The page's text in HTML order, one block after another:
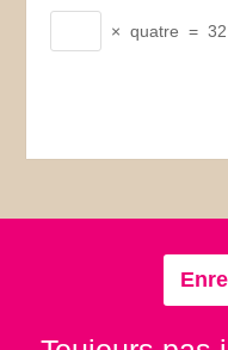
× quatre = 32